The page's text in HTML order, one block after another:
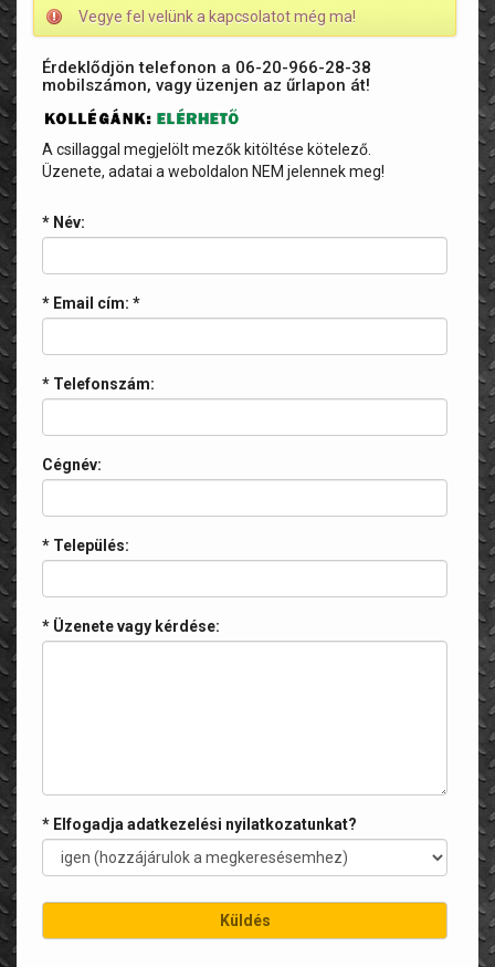
Vegye fel velünk a kapcsolatot még ma!
Érdeklődjön telefonon a 06-20-966-28-38
mobilszámon, vagy üzenjen az űrlapon át!
A csillaggal megjelölt mezők kitöltése kötelező.
Üzenete, adatai a weboldalon NEM jelennek meg!
* Név:
* Email cím: *
* Telefonszám:
Cégnév:
* Település:
* Üzenete vagy kérdése:
* Elfogadja adatkezelési nyilatkozatunkat?